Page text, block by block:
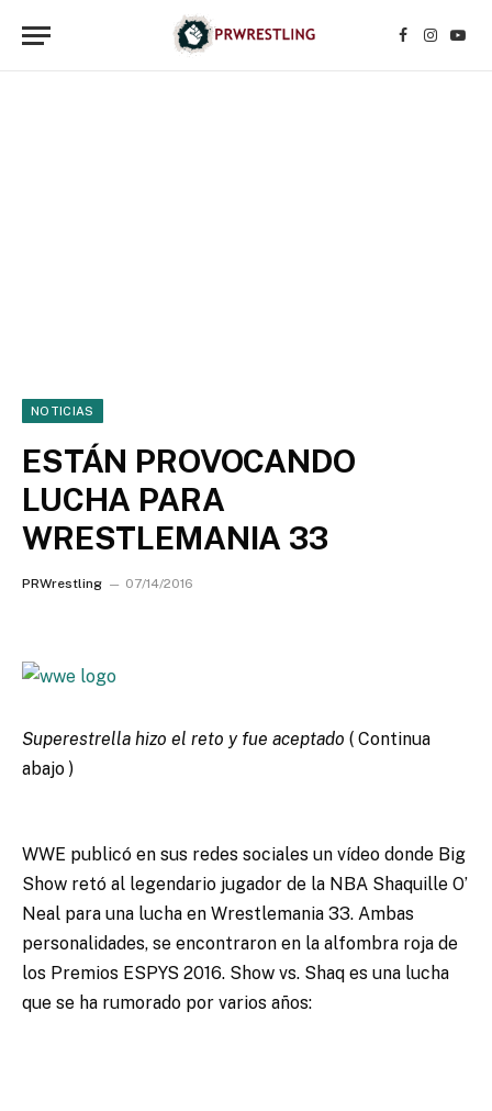
Facebook
NOTICIAS
ESTÁN PROVOCANDO
LUCHA PARA
WRESTLEMANIA 33
PRWrestling 07/14/2016
Superestrella hizo el reto y fue aceptado ( Continua
abajo )
WWE publicó en sus redes sociales un vídeo donde Big
Show retó al legendario jugador de la NBA Shaquille O’
Neal para una lucha en Wrestlemania 33. Ambas
personalidades, se encontraron en la alfombra roja de
los Premios ESPYS 2016. Show vs. Shaq es una lucha
que se ha rumorado por varios años: